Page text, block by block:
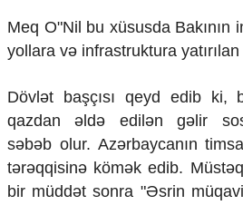
Missiyamız
Meq O"Nil bu xüsusda Bakının
yollara və infrastruktura
Dövlət başçısı qeyd edib ki,
qazdan əldə edilən gəlir
səbəb olur. Azərbaycanın
tərəqqisinə kömək edib.
bir müddət sonra "Əsrin